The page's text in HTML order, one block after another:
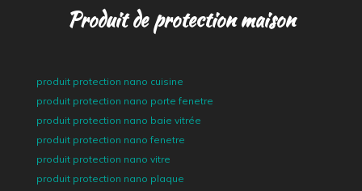
Produit de protection maison
produit protection nano cuisine
produit protection nano porte fenetre
produit protection nano baie vitrée
produit protection nano fenetre
produit protection nano vitre
produit protection nano plaque